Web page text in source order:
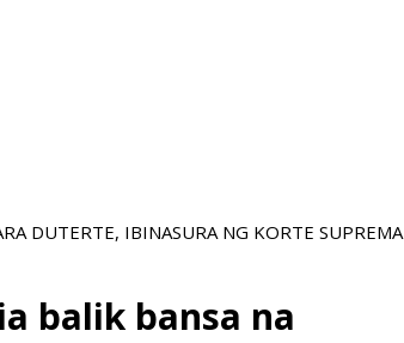
DUTERTE, IBINASURA NG KORTE SUPREMA
balik bansa na